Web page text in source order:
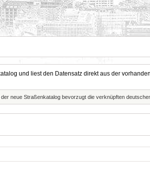
und liest den Datensatz direkt aus der
neue Straßenkatalog bevorzugt die verknüpften